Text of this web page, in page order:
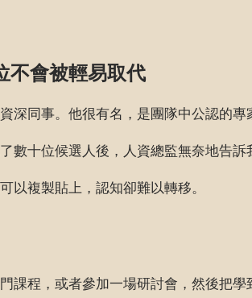
不會被輕易取代
深同事。他很有名，是團隊中公認的專
數十位候選人後，人資總監無奈地告
以複製貼上，認知卻難以轉移。
課程，或者參加一場研討會，然後把學